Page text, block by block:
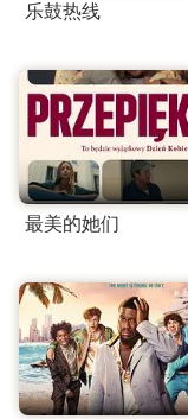
乐鼓热线
最美的她们